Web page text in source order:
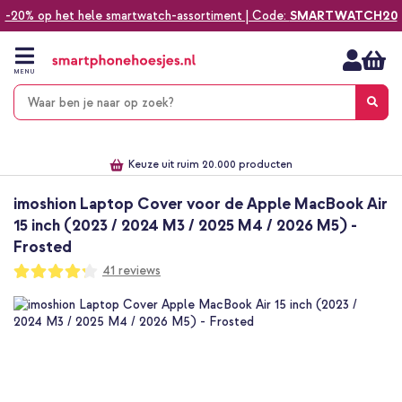
-20% op het hele smartwatch-assortiment | Code: SMARTWATCH20
naar
inhoud
MENU
Keuze uit ruim 20.000 producten
imoshion Laptop Cover voor de Apple MacBook Air
15 inch (2023 / 2024 M3 / 2025 M4 / 2026 M5) -
Frosted
Waardering:
84
100
41 reviews
Ga
naar